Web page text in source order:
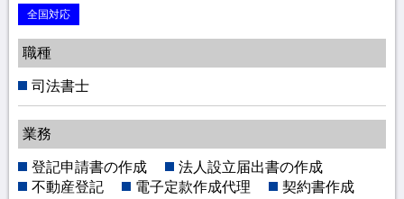
全国対応
職種
司法書士
業務
登記申請書の作成
法人設立届出書の作成
不動産登記
電子定款作成代理 契約書作成